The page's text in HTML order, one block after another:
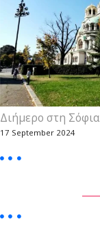
Διήμερο στη Σόφια
17 September 2024